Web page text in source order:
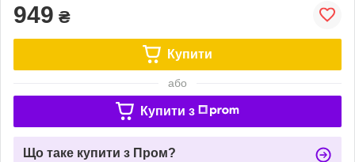
949 ₴
Купити
або
Купити з
Що таке купити з Пром?